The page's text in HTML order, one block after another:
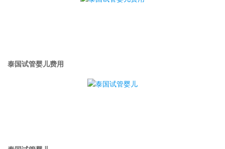
泰国试管婴儿费用